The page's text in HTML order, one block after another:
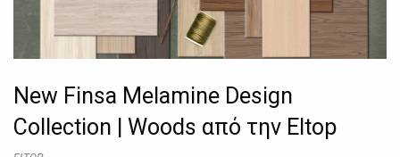
New Finsa Melamine Design
Collection | Woods από την Eltop